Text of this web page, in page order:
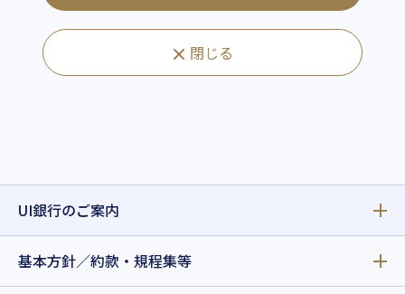
閉じる
UI銀行のご案内
基本方針／約款・規程集等